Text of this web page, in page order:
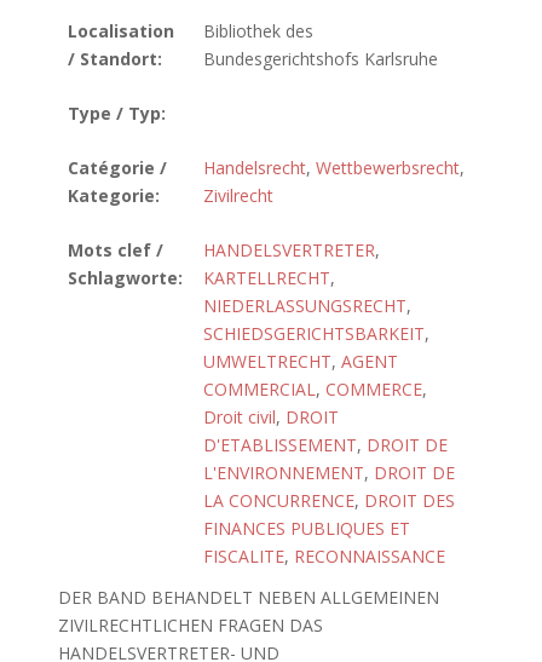
Localisation
/ Standort:
Bibliothek des
Bundesgerichtshofs Karlsruhe
Type / Typ:
Catégorie /
Kategorie:
Handelsrecht, Wettbewerbsrecht,
Zivilrecht
Mots clef /
Schlagworte:
HANDELSVERTRETER,
KARTELLRECHT,
NIEDERLASSUNGSRECHT,
SCHIEDSGERICHTSBARKEIT,
UMWELTRECHT, AGENT
COMMERCIAL, COMMERCE,
Droit civil, DROIT
D'ETABLISSEMENT, DROIT DE
L'ENVIRONNEMENT, DROIT DE
LA CONCURRENCE, DROIT DES
FINANCES PUBLIQUES ET
FISCALITE, RECONNAISSANCE
DER BAND BEHANDELT NEBEN ALLGEMEINEN
ZIVILRECHTLICHEN FRAGEN DAS
HANDELSVERTRETER- UND